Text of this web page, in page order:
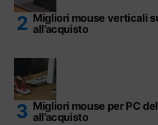
Migliori mouse verticali
all’acquisto
Migliori mouse per PC
all’acquisto